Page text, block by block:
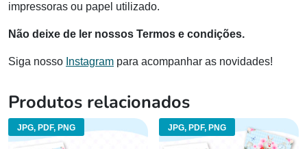
impressoras ou papel utilizado.
Não deixe de ler nossos Termos e condições.
Siga nosso Instagram para acompanhar as novidades!
Produtos relacionados
JPG, PDF, PNG JPG, PDF, PNG